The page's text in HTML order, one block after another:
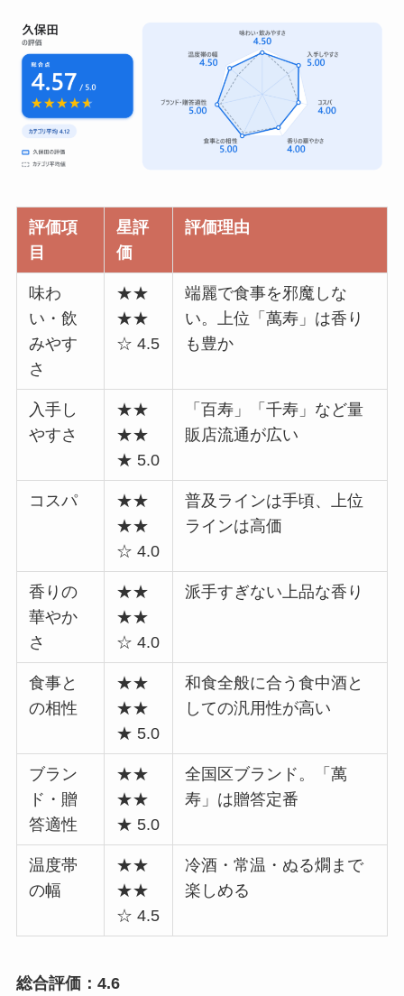
評価項
目
星評
価
評価理由
味わ
い・飲
みやす
さ
★★
★★
☆ 4.5
端麗で食事を邪魔しな
い。上位「萬寿」は香り
も豊か
入手し
やすさ
★★
★★
★ 5.0
「百寿」「千寿」など量
販店流通が広い
コスパ
★★
★★
☆ 4.0
普及ラインは手頃、上位
ラインは高価
香りの
華やか
さ
★★
★★
☆ 4.0
派手すぎない上品な香り
食事と
の相性
★★
★★
★ 5.0
和食全般に合う食中酒と
しての汎用性が高い
ブラン
ド・贈
答適性
★★
★★
★ 5.0
全国区ブランド。「萬
寿」は贈答定番
温度帯
の幅
★★
★★
☆ 4.5
冷酒・常温・ぬる燗まで
楽しめる
総合評価：4.6